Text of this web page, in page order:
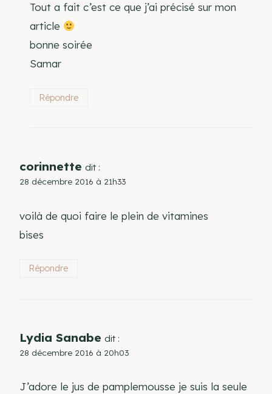
Tout a fait c’est ce que j’ai précisé sur mon
article
bonne soirée
Samar
Répondre
corinnette dit :
28 décembre 2016 à 21h33
voilà de quoi faire le plein de vitamines
bises
Répondre
Lydia Sanabe dit :
28 décembre 2016 à 20h03
J’adore le jus de pamplemousse je suis la seule